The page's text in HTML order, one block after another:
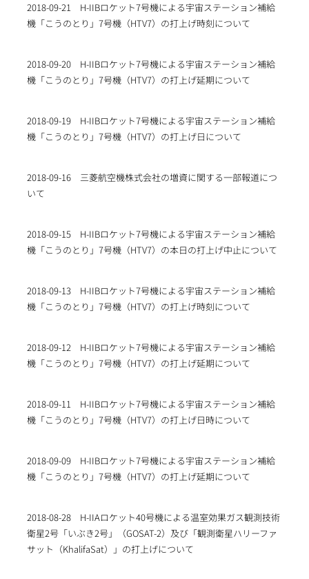
2018-09-21
H-IIBロケット7号機による宇宙ステーション補給
機「こうのとり」7号機（HTV7）の打上げ時刻について
2018-09-20
H-IIBロケット7号機による宇宙ステーション補給
機「こうのとり」7号機（HTV7）の打上げ延期について
2018-09-19
H-IIBロケット7号機による宇宙ステーション補給
機「こうのとり」7号機（HTV7）の打上げ日について
2018-09-16
三菱航空機株式会社の増資に関する一部報道につ
いて
2018-09-15
H-IIBロケット7号機による宇宙ステーション補給
機「こうのとり」7号機（HTV7）の本日の打上げ中止について
2018-09-13
H-IIBロケット7号機による宇宙ステーション補給
機「こうのとり」7号機（HTV7）の打上げ時刻について
2018-09-12
H-IIBロケット7号機による宇宙ステーション補給
機「こうのとり」7号機（HTV7）の打上げ延期について
2018-09-11
H-IIBロケット7号機による宇宙ステーション補給
機「こうのとり」7号機（HTV7）の打上げ日時について
2018-09-09
H-IIBロケット7号機による宇宙ステーション補給
機「こうのとり」7号機（HTV7）の打上げ延期について
2018-08-28
H-IIAロケット40号機による温室効果ガス観測技術
衛星2号「いぶき2号」（GOSAT-2）及び「観測衛星ハリーファ
サット（KhalifaSat）」の打上げについて